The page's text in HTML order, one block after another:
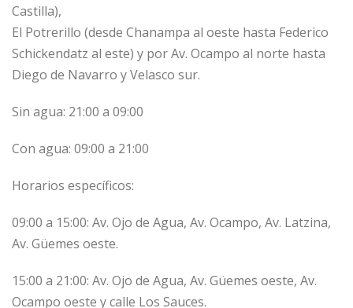
Castilla),
El Potrerillo (desde Chanampa al oeste hasta Federico
Schickendatz al este) y por Av. Ocampo al norte hasta
Diego de Navarro y Velasco sur.
Sin agua: 21:00 a 09:00
Con agua: 09:00 a 21:00
Horarios específicos:
09:00 a 15:00: Av. Ojo de Agua, Av. Ocampo, Av. Latzina,
Av. Güemes oeste.
15:00 a 21:00: Av. Ojo de Agua, Av. Güemes oeste, Av.
Ocampo oeste y calle Los Sauces.